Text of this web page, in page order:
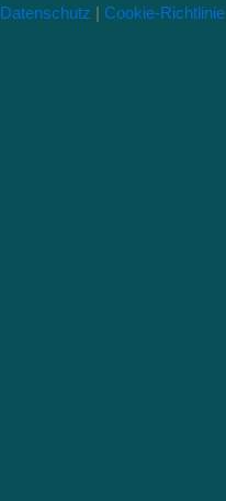
Datenschutz Cookie-Richtlinie